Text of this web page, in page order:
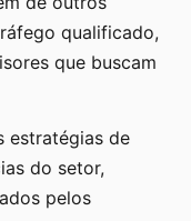
qualificado,
que buscam
estratégias de
do setor,
pelos